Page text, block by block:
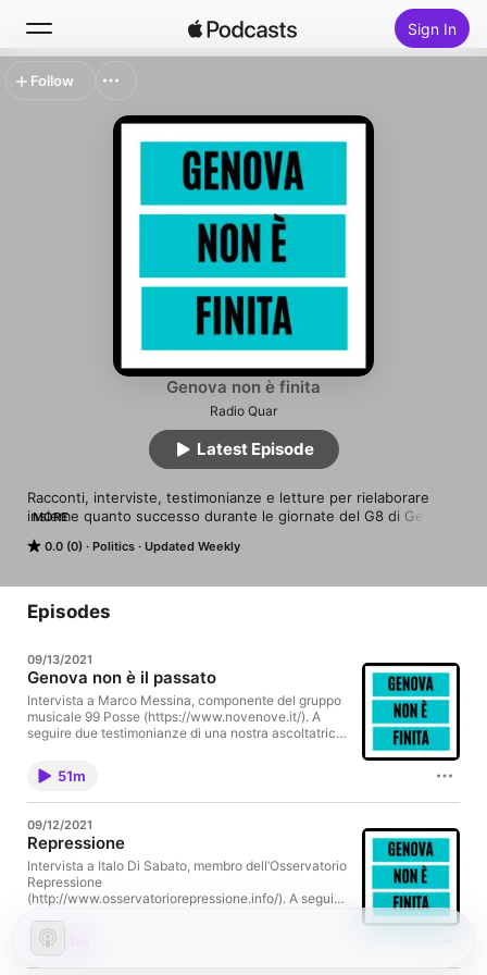
Sign In
Genova non è finita
Radio Quar
0.0 (0) Politics Updated Weekly
Racconti, interviste, testimonianze e letture per rielaborare
insieme quanto successo durante le giornate del G8 di Genova
MORE
Latest Episode
Follow
Episodes
09/13/2021
Genova non è il passato
Intervista a Marco Messina, componente del gruppo
musicale 99 Posse (https://www.novenove.it/). A
seguire due testimonianze di una nostra ascoltatrice
51m
09/12/2021
Repressione
Intervista a Italo Di Sabato, membro dell’Osservatorio
Repressione
(http://www.osservatoriorepressione.info/). A seguire
che partecipò insieme ad altri registi e videomaker
ad un documentario collettivo sul G8 di Genova dal
titolo "Un altro mondo è possibile". Terminiamo infine